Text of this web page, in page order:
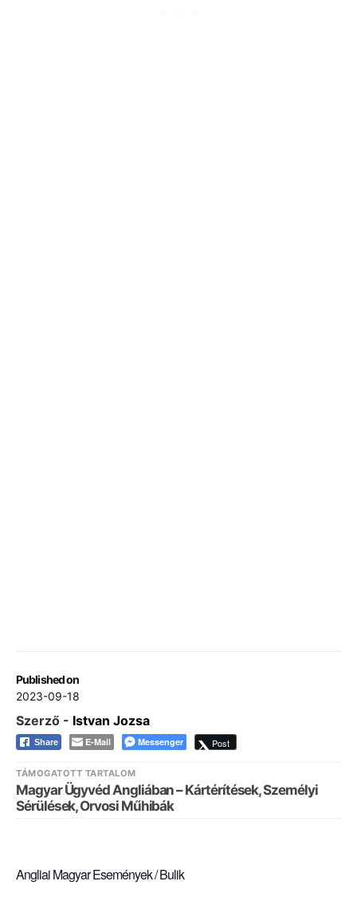
Published on
2023-09-18
Szerző - Istvan Jozsa
Share E-Mail Messenger Post
TÁMOGATOTT TARTALOM
Magyar Ügyvéd Angliában – Kártérítések, Személyi
Sérülések, Orvosi Műhibák
Angliai Magyar Események / Bulik